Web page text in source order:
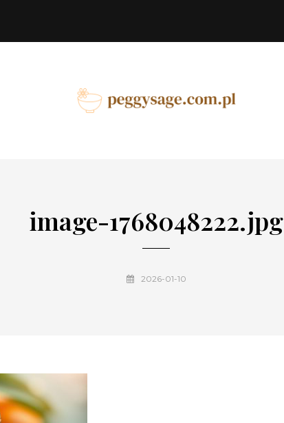
image-1768048222.jpg
2026-01-10